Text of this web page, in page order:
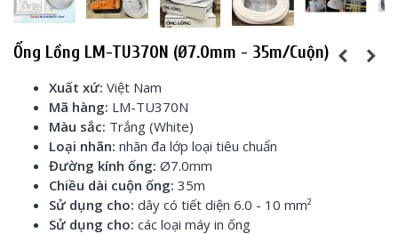
Ống Lồng LM-TU370N (Ø7.0mm - 35m/cuộn)
Xuất xứ: Việt Nam
Mã hàng: LM-TU370N
Màu sắc: Trắng (White)
Loại nhãn: nhãn đa lớp loại tiêu chuẩn
Đường kính ống: Ø7.0mm
Chiều dài cuộn ống: 35m
Sử dụng cho: dây có tiết diện 6.0 - 10 mm²
Sử dụng cho: các loại máy in ống